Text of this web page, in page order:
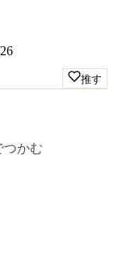
推す
つかむ